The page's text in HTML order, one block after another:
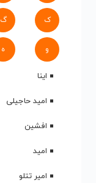
ک گ
و ه
اینا
امید حاجیلی
افشین
امید
امیر تتلو